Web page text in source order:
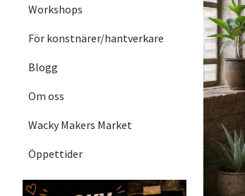
Workshops
För konstnärer/hantverkare
Blogg
Om oss
Wacky Makers Market
Öppettider